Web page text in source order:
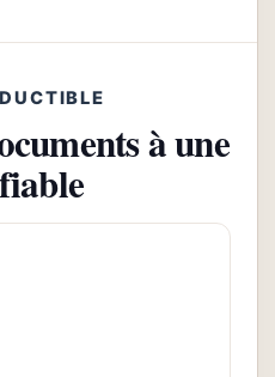
à une